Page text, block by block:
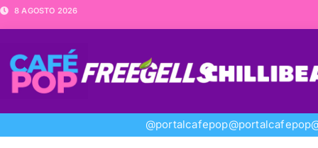
8 AGOSTO 2026
@portalcafepop@portalcafepop